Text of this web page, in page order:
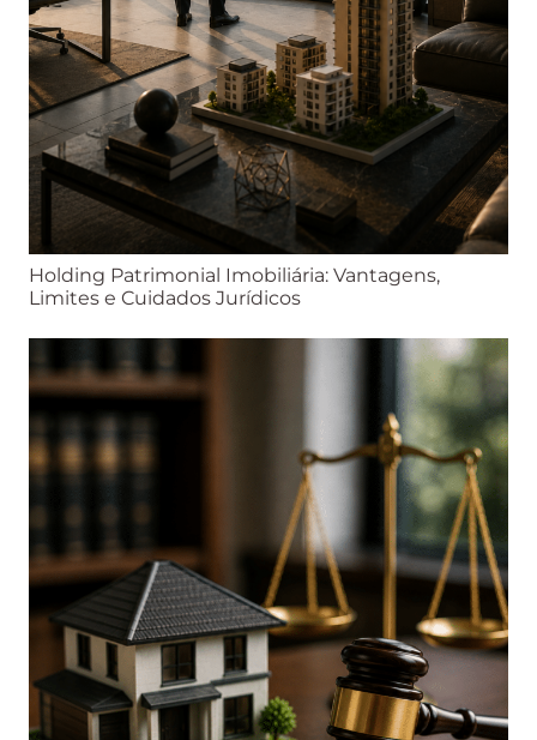
Holding Patrimonial Imobiliária: Vantagens,
Limites e Cuidados Jurídicos